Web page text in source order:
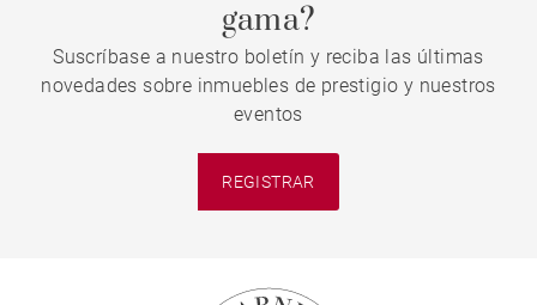
gama?
Suscríbase a nuestro boletín y reciba las últimas
novedades sobre inmuebles de prestigio y nuestros
eventos
REGISTRAR